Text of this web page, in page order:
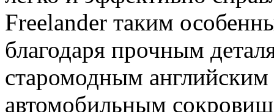
Freelander таким
благодаря прочным
старомодным
автомобильным